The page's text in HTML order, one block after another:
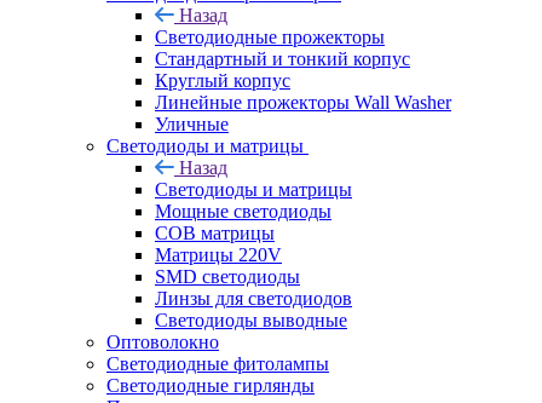
Назад
Светодиодные прожекторы
Стандартный и тонкий корпус
Круглый корпус
Линейные прожекторы Wall Washer
Уличные
Светодиоды и матрицы
Назад
Светодиоды и матрицы
Мощные светодиоды
COB матрицы
Матрицы 220V
SMD светодиоды
Линзы для светодиодов
Светодиоды выводные
Оптоволокно
Светодиодные фитолампы
Светодиодные гирлянды